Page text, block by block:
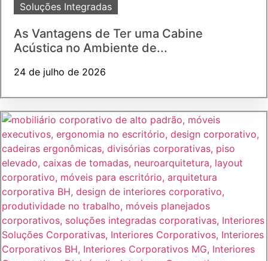
Soluções Integradas
As Vantagens de Ter uma Cabine
Acústica no Ambiente de...
24 de julho de 2026